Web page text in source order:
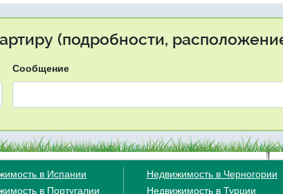
(подробности,
Сообщение
в Испании
в Португалии
Недвижимость в Черногории
Недвижимость в Турции